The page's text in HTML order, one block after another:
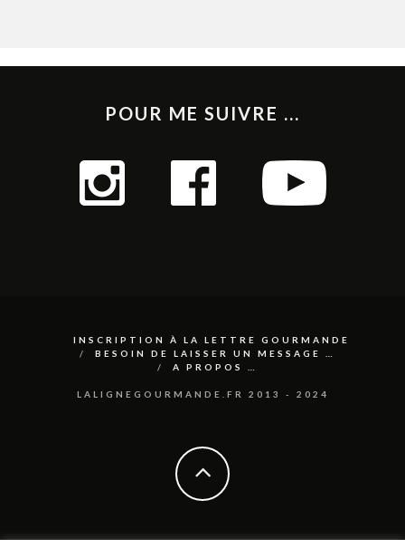
POUR ME SUIVRE ...
INSCRIPTION À LA LETTRE GOURMANDE
BESOIN DE LAISSER UN MESSAGE …
A PROPOS …
LALIGNEGOURMANDE.FR 2013 - 2024